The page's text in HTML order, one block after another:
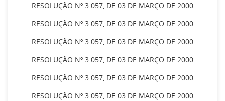
RESOLUÇÃO Nº 3.057, DE 03 DE MARÇO DE 2000
RESOLUÇÃO Nº 3.057, DE 03 DE MARÇO DE 2000
RESOLUÇÃO Nº 3.057, DE 03 DE MARÇO DE 2000
RESOLUÇÃO Nº 3.057, DE 03 DE MARÇO DE 2000
RESOLUÇÃO Nº 3.057, DE 03 DE MARÇO DE 2000
RESOLUÇÃO Nº 3.057, DE 03 DE MARÇO DE 2000